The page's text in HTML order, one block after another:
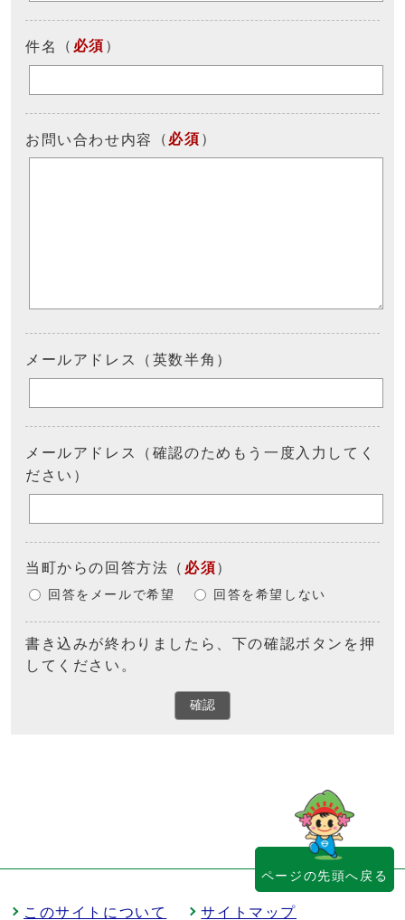
件名 （ 必須 ）
お問い合わせ内容 （ 必須 ）
メールアドレス（英数半角）
メールアドレス（確認のためもう一度入力してく
ださい）
当町からの回答方法 （ 必須）
回答をメールで希望 回答を希望しない
書き込みが終わりましたら、下の確認ボタンを押
してください。
確認
このサイトについて サイトマップ
ページの先頭へ戻る